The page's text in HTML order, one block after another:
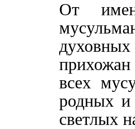
От
всех
родных и
светлых